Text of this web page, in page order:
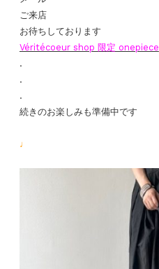
ご来店
お待ちしております
Véritécoeur shop 限定 onepiece
.
.
.
続きのお楽しみも準備中です
♩